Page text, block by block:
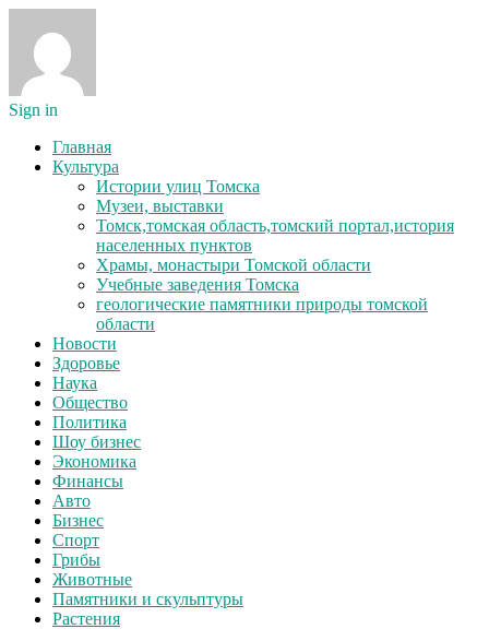
Sign in
Главная
Культура
Истории улиц Томска
Музеи, выставки
Томск,томская область,томский портал,история
населенных пунктов
Храмы, монастыри Томской области
Учебные заведения Томска
геологические памятники природы томской
области
Новости
Здоровье
Наука
Общество
Политика
Шоу бизнес
Экономика
Финансы
Авто
Бизнес
Спорт
Грибы
Животные
Памятники и скульптуры
Растения